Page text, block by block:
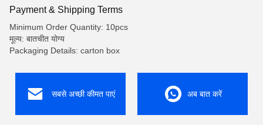
Payment & Shipping Terms
Minimum Order Quantity: 10pcs
मूल्य: बातचीत योग्य
Packaging Details: carton box
सबसे अच्छी कीमत पाएं अब बात करें